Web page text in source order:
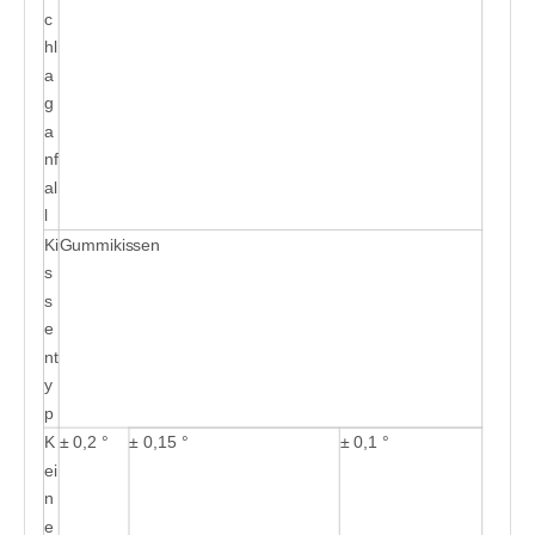
c
hl
a
g
a
nf
al
l
Ki
s
s
e
nt
y
p
Gummikissen
K
ei
n
e
± 0,2 ° ± 0,15 ° ± 0,1 °